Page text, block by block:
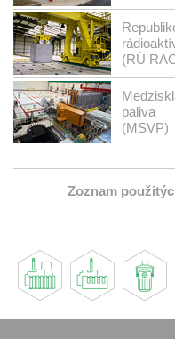
(RÚ
paliva
(MSVP)
Zoznam